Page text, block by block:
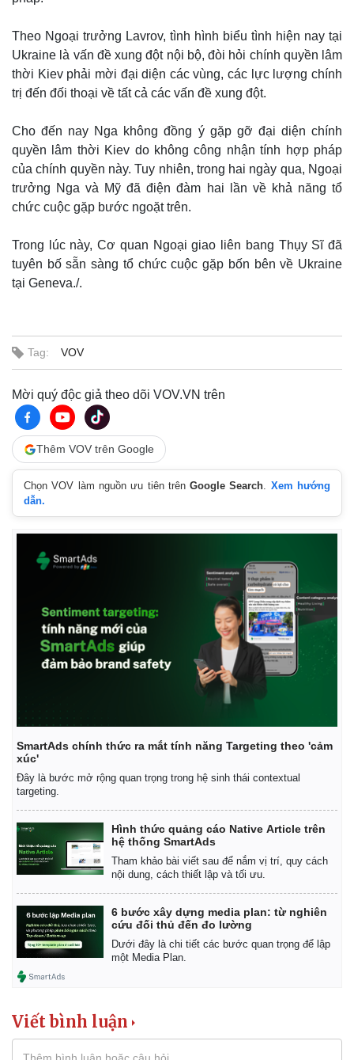
Thế giới
Theo Ngoại trưởng Lavrov, tình hình biểu tình hiện nay tại
Ukraine là vấn đề xung đột nội bộ, đòi hỏi chính quyền lâm
thời Kiev phải mời đại diện các vùng, các lực lượng chính
trị đến đối thoại về tất cả các vấn đề xung đột.
Cho đến nay Nga không đồng ý gặp gỡ đại diện chính
quyền lâm thời Kiev do không công nhận tính hợp pháp
của chính quyền này. Tuy nhiên, trong hai ngày qua, Ngoại
trưởng Nga và Mỹ đã điện đàm hai lần về khả năng tổ
chức cuộc gặp bước ngoặt trên.
Trong lúc này, Cơ quan Ngoại giao liên bang Thụy Sĩ đã
tuyên bố sẵn sàng tổ chức cuộc gặp bốn bên về Ukraine
tại Geneva./.
Tag: VOV
Mời quý độc giả theo dõi VOV.VN trên
Thêm VOV trên Google
Chọn VOV làm nguồn ưu tiên trênGoogle Search. Xem hướng
dẫn.
SmartAds chính thức ra mắt tính năng Targeting theo 'cảm
xúc'
Đây là bước mở rộng quan trọng trong hệ sinh thái contextual
targeting.
Hình thức quảng cáo Native Article trên
hệ thống SmartAds
Tham khảo bài viết sau để nắm vị trí, quy cách
nội dung, cách thiết lập và tối ưu.
6 bước xây dựng media plan: từ nghiên
cứu đối thủ đến đo lường
Dưới đây là chi tiết các bước quan trọng để lập
một Media Plan.
Viết bình luận